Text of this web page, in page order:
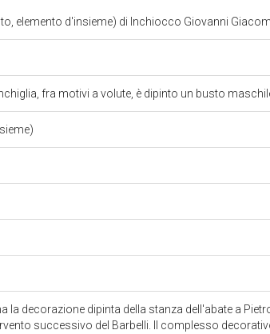
elemento d'insieme) di Inchiocco Giovanni
fra motivi a volute, è dipinto un busto
la decorazione dipinta della stanza dell'abate a
successivo del Barbelli. Il complesso